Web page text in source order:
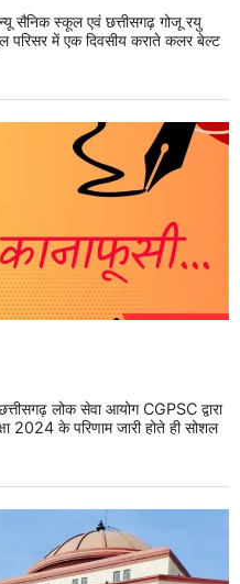
सैनिक स्कूल एवं छत्तीसगढ़ गोजू रयु
परिसर में एक दिवसीय कराते कलर बेल्ट
लोक सेवा आयोग CGPSC द्वारा
2024 के परिणाम जारी होते ही सोशल